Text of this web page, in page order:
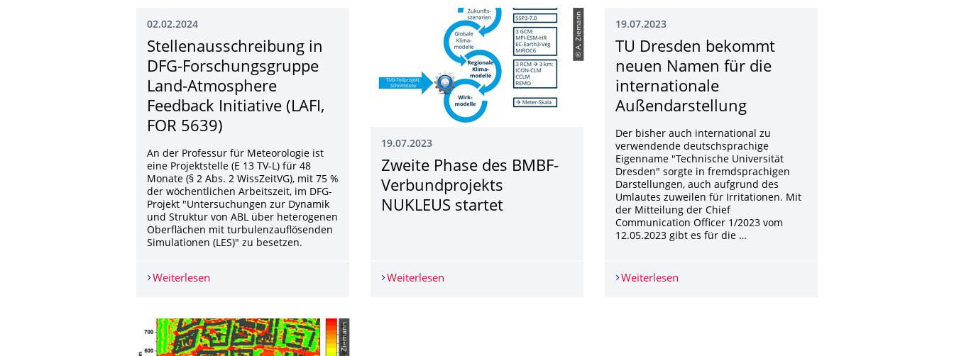
02.02.2024
Stellenausschrei­bung in
DFG-Forschungsgruppe
Land-Atmosphere
Feedback Initiative (LAFI,
FOR 5639)
An der Professur für Meteorologie ist
eine Projektstelle (E 13 TV-L) für 48
Monate (§ 2 Abs. 2 WissZeitVG), mit 75 %
der wöchentlichen Arbeitszeit, im DFG-
Projekt "Untersuchungen zur Dynamik
und Struktur von ABL über heterogenen
Oberflächen mit turbulenzauflösenden
Simulationen (LES)" zu besetzen.
Weiterlesen Stellenausschreibung in DFG-Forschungsgruppe Land-Atmosphere Feedback Initiative (LAFI, FOR 5639)
© A. Ziemann
19.07.2023
Zweite Phase des BMBF-
Verbundprojekts
NUKLEUS startet
Weiterlesen Zweite Phase des BMBF-Verbundprojekts NUKLEUS startet
19.07.2023
TU Dresden bekommt
neuen Namen für die
internationale
Außendarstellung
Der bisher auch international zu
verwendende deutschsprachige
Eigenname "Technische Universität
Dresden" sorgte in fremdsprachigen
Darstellungen, auch aufgrund des
Umlautes zuweilen für Irritationen. Mit
der Mitteilung der Chief
Communication Officer 1/2023 vom
12.05.2023 gibt es für die …
Weiterlesen
© A. Ziemann